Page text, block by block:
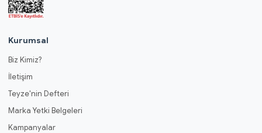
Kurumsal
Biz Kimiz?
İletişim
Teyze'nin Defteri
Marka Yetki Belgeleri
Kampanyalar